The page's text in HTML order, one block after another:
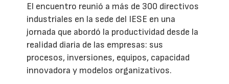
El encuentro reunió a más de 300 directivos
industriales en la sede del IESE en una
jornada que abordó la productividad desde la
realidad diaria de las empresas: sus
procesos, inversiones, equipos, capacidad
innovadora y modelos organizativos.